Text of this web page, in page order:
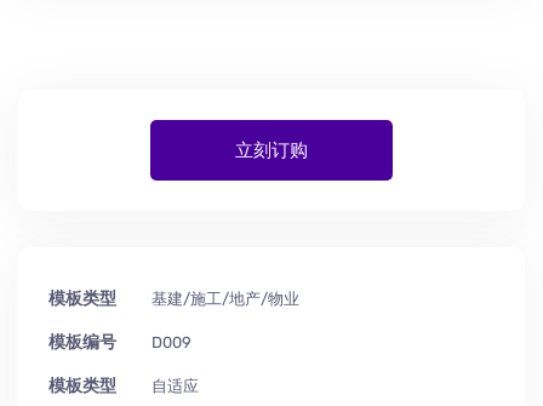
立刻订购
模板类型 基建/施工/地产/物业
模板编号 D009
模板类型 自适应